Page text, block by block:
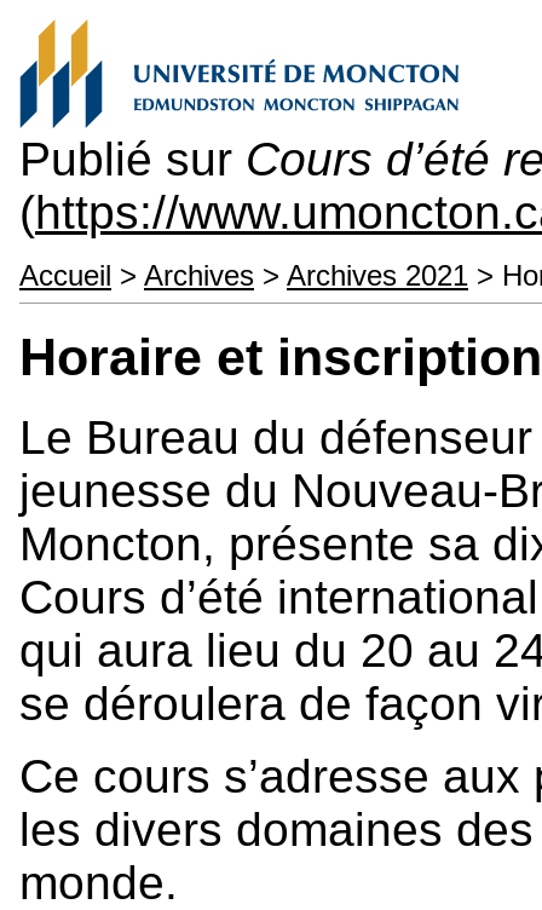
Publié sur Cours d’été
(https://
Accueil > Archives > Archives 2021 >
Horaire et inscription
Le Bureau du
jeunesse du Nouveau-
Moncton, présente sa
Cours d’été
qui aura lieu du 20 au
se déroulera de façon
Ce cours s’adresse
les divers domaines
monde.